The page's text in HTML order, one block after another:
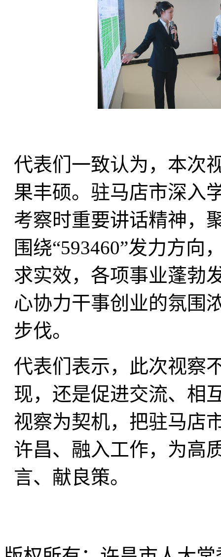
代表们一致认为，本次
果丰硕。驻马店市深入
考察时重要讲话精神，
围绕“593460”发力方向
求实效，各项事业蓬勃
心协力干事创业的氛围
步伐。
代表们表示，此次视察
现，还是促进交流、相
视察为契机，把驻马店
许昌、融入工作，为高
言、献良策。